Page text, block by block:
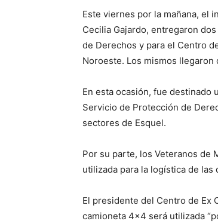
Este viernes por la mañana, el
Cecilia Gajardo, entregaron
de Derechos y para el Centro
Noroeste. Los mismos
En esta ocasión, fue destinado
Servicio de Protección de
sectores de Esquel.
Por su parte, los Veteranos de
utilizada para la logística de
El presidente del Centro de Ex
camioneta 4×4 será utilizada